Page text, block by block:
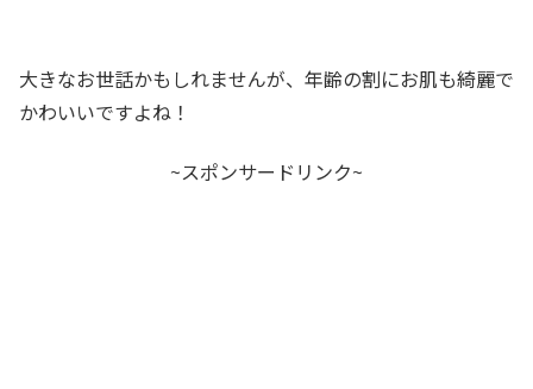
大きなお世話かもしれませんが、年齢の割にお肌も綺麗で
かわいいですよね！
~スポンサードリンク~